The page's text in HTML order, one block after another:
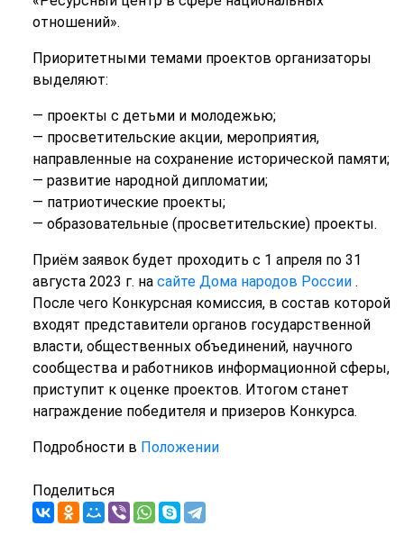
отношений».
Приоритетными темами проектов организаторы
выделяют:
— проекты с детьми и молодежью;
— просветительские акции, мероприятия,
направленные на сохранение исторической памяти;
— развитие народной дипломатии;
— патриотические проекты;
— образовательные (просветительские) проекты.
Приём заявок будет проходить с 1 апреля по 31
августа 2023 г. на сайте Дома народов России .
После чего Конкурсная комиссия, в состав которой
входят представители органов государственной
власти, общественных объединений, научного
сообщества и работников информационной сферы,
приступит к оценке проектов. Итогом станет
награждение победителя и призеров Конкурса.
Подробности в Положении
Поделиться